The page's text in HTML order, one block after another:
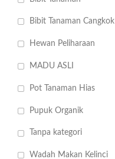
Bibit Tanaman Cangkok
Hewan Peliharaan
MADU ASLI
Pot Tanaman Hias
Pupuk Organik
Tanpa kategori
Wadah Makan Kelinci